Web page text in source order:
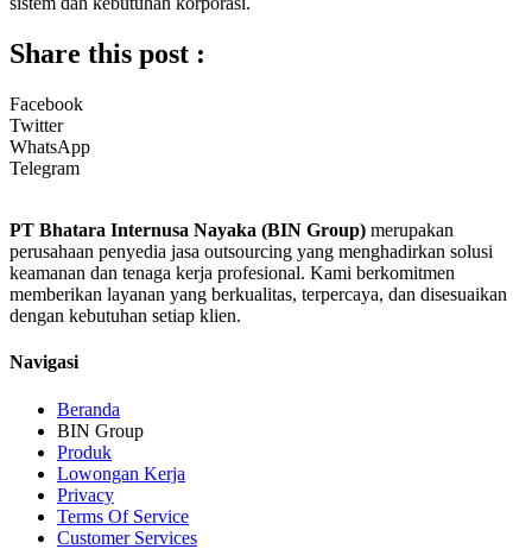
Share this post :
Facebook
Twitter
WhatsApp
Telegram
PT Bhatara Internusa Nayaka (BIN Group) merupakan
perusahaan penyedia jasa outsourcing yang menghadirkan solusi
keamanan dan tenaga kerja profesional. Kami berkomitmen
memberikan layanan yang berkualitas, terpercaya, dan disesuaikan
dengan kebutuhan setiap klien.
Navigasi
Beranda
BIN Group
Produk
Lowongan Kerja
Privacy
Terms Of Service
Customer Services